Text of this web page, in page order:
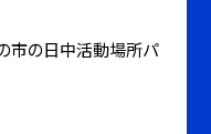
市の日中活動場所パ